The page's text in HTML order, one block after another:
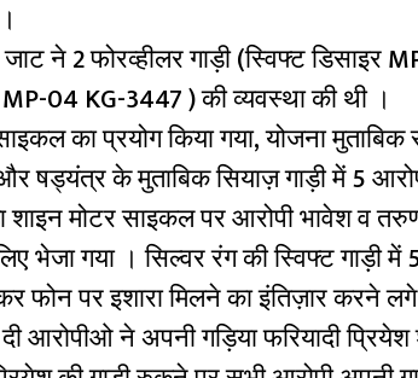
ने 2 फोरव्हीलर गाड़ी (स्विफ्ट डिसाइर
04 KG-3447 ) की व्यवस्था की थी ।
का प्रयोग किया गया, योजना
षड्यंत्र के मुताबिक सियाज़ गाड़ी में 5
शाइन मोटर साइकल पर आरोपी भावेश व
भेजा गया । सिल्वर रंग की स्विफ्ट गाड़ी
फोन पर इशारा मिलने का इंतिज़ार करने
आरोपीओ ने अपनी गड़िया फरियादी